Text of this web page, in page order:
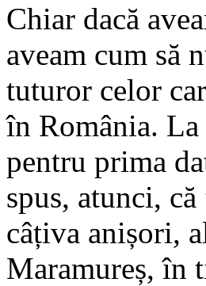
Chiar dacă
aveam cum să
tuturor celor
în România.
pentru prima
spus, atunci,
câțiva anișori,
Maramureș, în